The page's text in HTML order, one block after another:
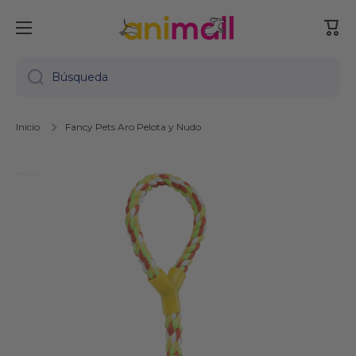
Ir directamente al contenido
Búsqueda
Inicio Fancy Pets Aro Pelota y Nudo
Ir directamente a la información del producto